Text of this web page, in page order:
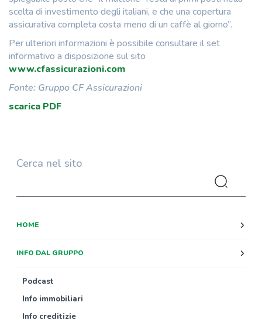
scelta di investimento degli italiani, e che una copertura
assicurativa completa costa meno di un caffè al giorno”.
Per ulteriori informazioni è possibile consultare il set
informativo a disposizione sul sito
www.cfassicurazioni.com
Fonte: Gruppo CF Assicurazioni
scarica PDF
Cerca nel sito
HOME
INFO DAL GRUPPO
Podcast
Info immobiliari
Info creditizie